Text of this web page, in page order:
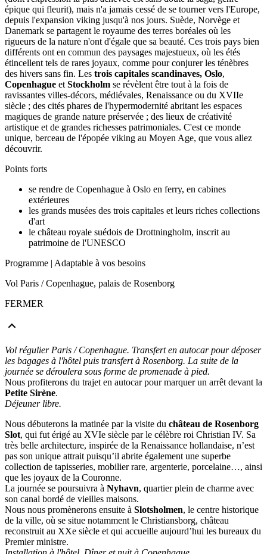
épique qui fleurit), mais n'a jamais cessé de se tourner vers l'Europe,
depuis l'expansion viking jusqu'à nos jours. Suède, Norvège et
Danemark se partagent le royaume des terres boréales où les
rigueurs de la nature n'ont d'égale que sa beauté. Ces trois pays bien
différents ont en commun des paysages majestueux, où les étés
étincellent tels de rares joyaux, comme pour conjurer les ténèbres
des hivers sans fin. Les trois capitales scandinaves, Oslo,
Copenhague etStockholm se révèlent être tout à la fois de
ravissantes villes-décors, médiévales, Renaissance ou du XVIIe
siècle ; des cités phares de l'hypermodernité abritant les espaces
magiques de grande nature préservée ; des lieux de créativité
artistique et de grandes richesses patrimoniales. C'est ce monde
unique, berceau de l'épopée viking au Moyen Age, que vous allez
découvrir.
Points forts
se rendre de Copenhague à Oslo en ferry, en cabines
extérieures
les grands musées des trois capitales et leurs riches collections
d'art
le château royale suédois de Drottningholm, inscrit au
patrimoine de l'UNESCO
Programme | Adaptable à vos besoins
Vol Paris / Copenhague, palais de Rosenborg
FERMER
Vol régulier Paris / Copenhague. Transfert en autocar pour déposer
les bagages à l'hôtel puis transfert à Rosenborg. La suite de la
journée se déroulera sous forme de promenade à pied.
Nous profiterons du trajet en autocar pour marquer un arrêt devant la
Petite Sirène.
Déjeuner libre.
Nous débuterons la matinée par la visite du château de Rosenborg
Slot, qui fut érigé au XVIe siècle par le célèbre roi Christian IV. Sa
très belle architecture, inspirée de la Renaissance hollandaise, n’est
pas son unique attrait puisqu’il abrite également une superbe
collection de tapisseries, mobilier rare, argenterie, porcelaine…, ainsi
que les joyaux de la Couronne.
La journée se poursuivra à Nyhavn, quartier plein de charme avec
son canal bordé de vieilles maisons.
Nous nous promènerons ensuite à Slotsholmen, le centre historique
de la ville, où se situe notamment le Christiansborg, château
reconstruit au XXe siècle et qui accueille aujourd’hui les bureaux du
Premier ministre.